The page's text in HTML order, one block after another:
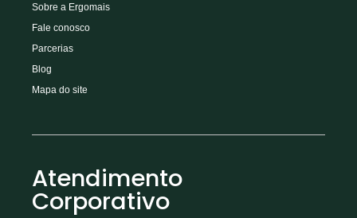
Sobre a Ergomais
Fale conosco
Parcerias
Blog
Mapa do site
Atendimento
Corporativo